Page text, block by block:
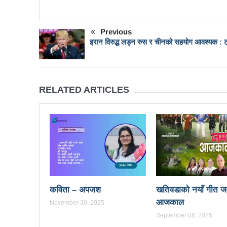
संविधानको रक्षा र
वृत्तचित्र फिल्म ‘गर्ल्स रिराइटिङ
भरतपुर महानगर युवा संजालको
Public governance
रसुवा उडेको हेलिकप्टर दुर्घटनाः
नेपालको आर्थिक सामाजिक
१५ दिनमा ३१ वटा
China’s commitment to
सौर्य एयर दुर्घटनाः ४ जनाको
सौर्य एयरको जहाज दुर्घटनाः २
नेपाल-चीन व्यापारले रसुवाको
Previous
इरान विरुद्ध लड्न रुस र चीनको सहयोग आवश्यक :
RELATED ARTICLES
कविता – अपजश
November 30, 2025
खतिवडाको नयाँ गीत
आजकाल
September 08, 2025